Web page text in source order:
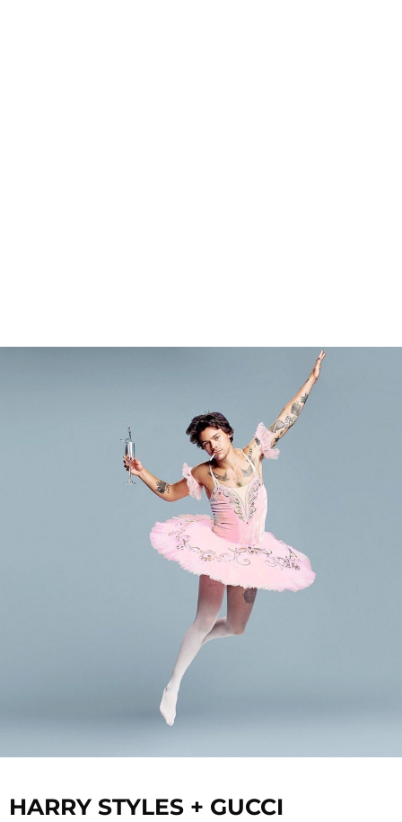
HARRY STYLES + GUCCI